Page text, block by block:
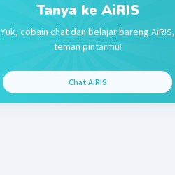
Tanya ke AiRIS
Yuk, cobain chat dan belajar bareng AiRIS,
teman pintarmu!
Chat AiRIS